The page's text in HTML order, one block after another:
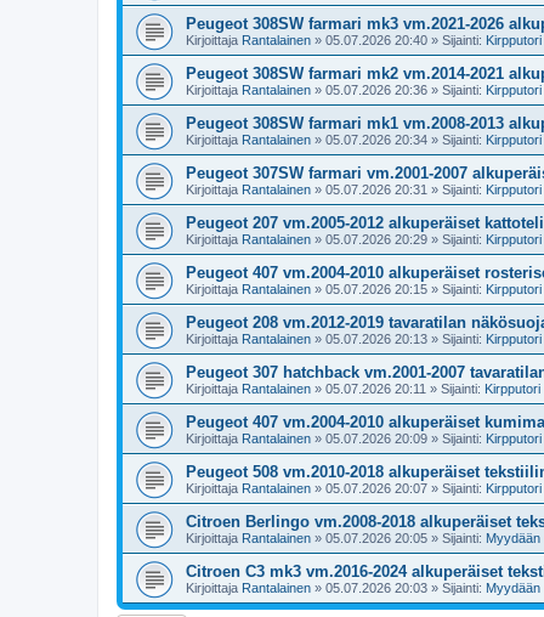
Peugeot 308SW farmari mk3 vm.2021-2026
Kirjoittaja Rantalainen » 05.07.2026 20:40 » Sijainti: Kirpputori
Peugeot 308SW farmari mk2 vm.2014-2021
Kirjoittaja Rantalainen » 05.07.2026 20:36 » Sijainti: Kirpputori
Peugeot 308SW farmari mk1 vm.2008-2013
Kirjoittaja Rantalainen » 05.07.2026 20:34 » Sijainti: Kirpputori
Peugeot 307SW farmari vm.2001-2007
Kirjoittaja Rantalainen » 05.07.2026 20:31 » Sijainti: Kirpputori
Peugeot 207 vm.2005-2012 alkuperäiset
Kirjoittaja Rantalainen » 05.07.2026 20:29 » Sijainti: Kirpputori
Peugeot 407 vm.2004-2010 alkuperäiset
Kirjoittaja Rantalainen » 05.07.2026 20:15 » Sijainti: Kirpputori
Peugeot 208 vm.2012-2019 tavaratilan
Kirjoittaja Rantalainen » 05.07.2026 20:13 » Sijainti: Kirpputori
Peugeot 307 hatchback vm.2001-2007
Kirjoittaja Rantalainen » 05.07.2026 20:11 » Sijainti: Kirpputori
Peugeot 407 vm.2004-2010 alkuperäiset
Kirjoittaja Rantalainen » 05.07.2026 20:09 » Sijainti: Kirpputori
Peugeot 508 vm.2010-2018 alkuperäiset
Kirjoittaja Rantalainen » 05.07.2026 20:07 » Sijainti: Kirpputori
Citroen Berlingo vm.2008-2018 alkuperäiset
Kirjoittaja Rantalainen » 05.07.2026 20:05 » Sijainti: Myydään
Citroen C3 mk3 vm.2016-2024 alkuperäiset
Kirjoittaja Rantalainen » 05.07.2026 20:03 » Sijainti: Myydään